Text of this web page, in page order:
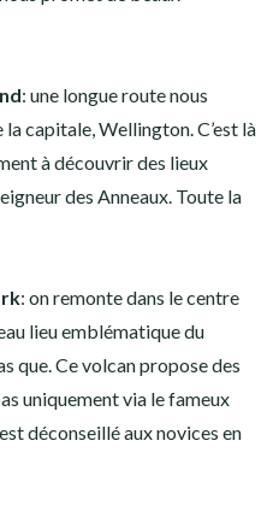
: une longue route nous
capitale, Wellington. C’est là
à découvrir des lieux
des Anneaux. Toute la
: on remonte dans le centre
lieu emblématique du
que. Ce volcan propose des
uniquement via le fameux
déconseillé aux novices en